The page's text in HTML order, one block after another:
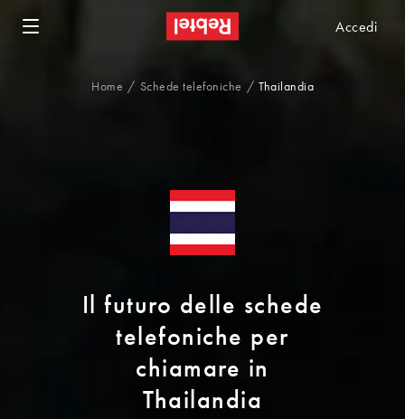
Home Schede telefoniche Thailandia
Accedi
Il futuro delle schede
telefoniche per
chiamare in
Thailandia